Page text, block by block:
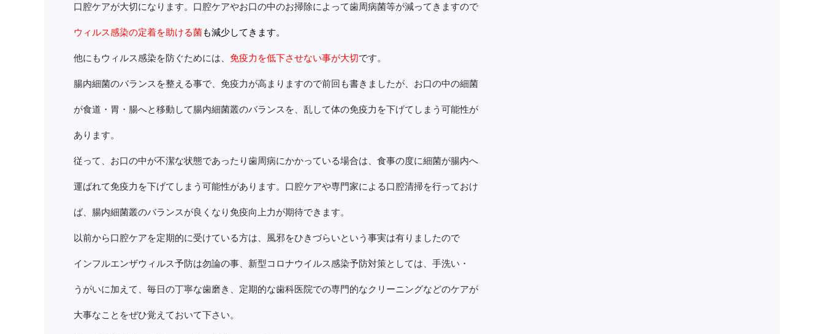
口腔ケアが大切になります。口腔ケアやお口の中のお掃除によって歯周病菌等が減ってきますので
ウィルス感染の定着を助ける菌も減少してきます。
他にもウィルス感染を防ぐためには、 免疫力を低下させない事が大切です。
腸内細菌のバランスを整える事で、免疫力が高まりますので前回も書きましたが、お口の中の細菌
が食道・胃・腸へと移動して腸内細菌叢のバランスを、乱して体の免疫力を下げてしまう可能性が
あります。
従って、お口の中が不潔な状態であったり歯周病にかかっている場合は、食事の度に細菌が腸内へ
運ばれて免疫力を下げてしまう可能性があります。口腔ケアや専門家による口腔清掃を行っておけ
ば、腸内細菌叢のバランスが良くなり免疫向上力が期待できます。
以前から口腔ケアを定期的に受けている方は、風邪をひきづらいという事実は有りましたので
インフルエンザウィルス予防は勿論の事、新型コロナウイルス感染予防対策としては、手洗い・
うがいに加えて、毎日の丁寧な歯磨き、定期的な歯科医院での専門的なクリーニングなどのケアが
大事なことをぜひ覚えておいて下さい。